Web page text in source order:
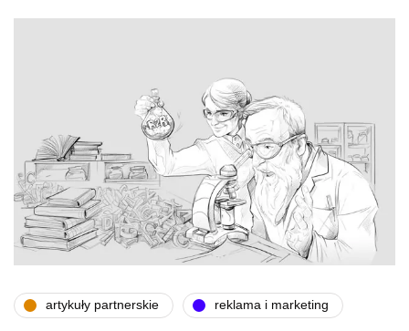
artykuły partnerskie reklama i marketing